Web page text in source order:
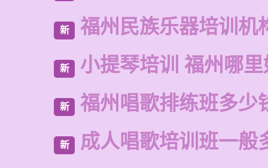
新 福州民族乐器培训机
新 小提琴培训 福州哪
新 福州唱歌排练班多少
新 成人唱歌培训班一般